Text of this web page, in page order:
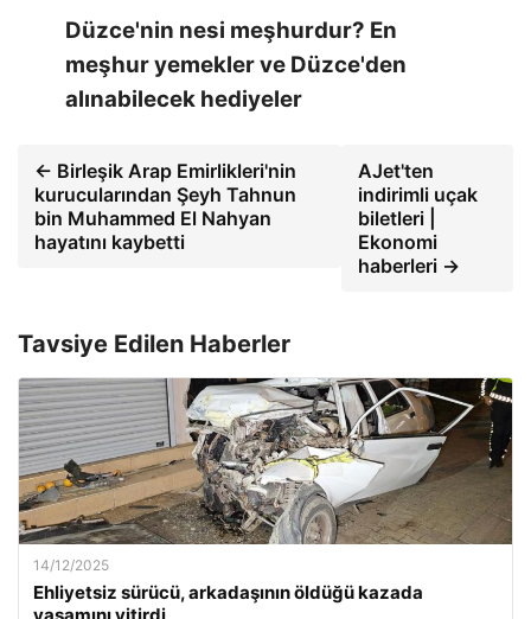
Düzce'nin nesi meşhurdur? En
meşhur yemekler ve Düzce'den
alınabilecek hediyeler
← Birleşik Arap Emirlikleri'nin
kurucularından Şeyh Tahnun
bin Muhammed El Nahyan
hayatını kaybetti
AJet'ten
indirimli uçak
biletleri |
Ekonomi
haberleri →
Tavsiye Edilen Haberler
14/12/2025
Ehliyetsiz sürücü, arkadaşının öldüğü kazada